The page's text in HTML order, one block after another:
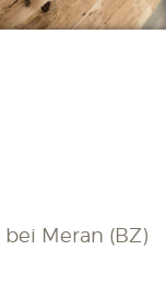
bei Meran (BZ)